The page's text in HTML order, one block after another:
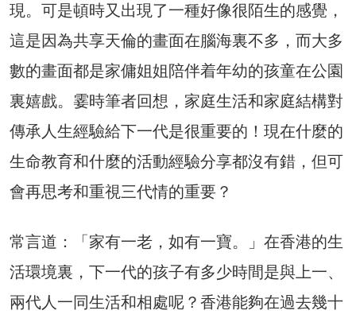
現。可是頓時又出現了一種好像很陌生的感覺，
這是因為共享天倫的畫面在腦海裏不多，而大多
數的畫面都是家傭姐姐陪伴着年幼的孩童在公園
裏嬉戲。霎時筆者回想，家庭生活和家庭結構對
傳承人生經驗給下一代是很重要的！現在什麼的
生命教育和什麼的活動經驗分享都沒有錯，但可
會再思考和重視三代情的重要？
常言道：「家有一老，如有一寶。」在香港的生
活環境裏，下一代的孩子有多少時間是與上一、
兩代人一同生活和相處呢？香港能夠在過去幾十